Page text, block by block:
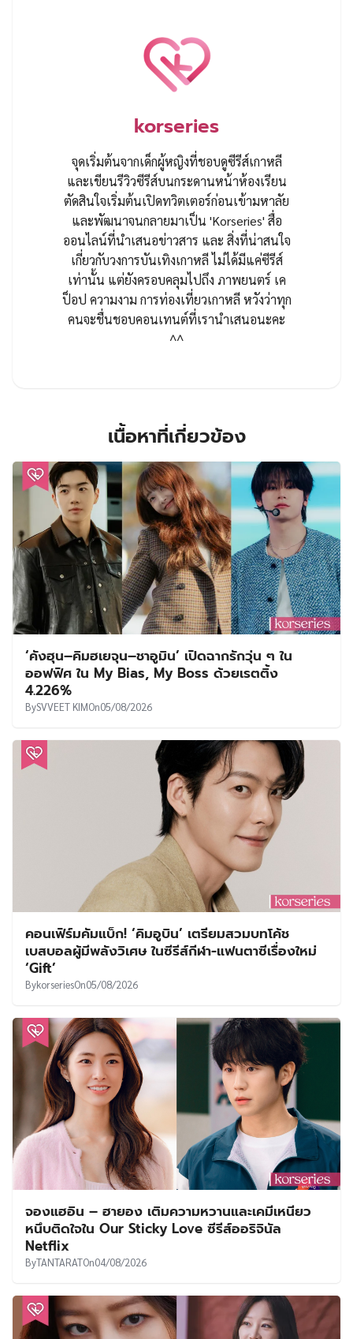
korseries
จุดเริ่มต้นจากเด็กผู้หญิงที่ชอบดูซีรีส์เกาหลี
และเขียนรีวิวซีรีส์บนกระดานหน้าห้องเรียน
ตัดสินใจเริ่มต้นเปิดทวิตเตอร์ก่อนเข้ามหาลัย
และพัฒนาจนกลายมาเป็น 'Korseries' สื่อ
ออนไลน์ที่นำเสนอข่าวสาร และ สิ่งที่น่าสนใจ
เกี่ยวกับวงการบันเทิงเกาหลี ไม่ได้มีแค่ซีรีส์
เท่านั้น แต่ยังครอบคลุมไปถึง ภาพยนตร์ เค
ป็อป ความงาม การท่องเที่ยวเกาหลี หวังว่าทุก
คนจะชื่นชอบคอนเทนต์ที่เรานำเสนอนะคะ
^^
เนื้อหาที่เกี่ยวข้อง
‘คังฮุน–คิมฮเยจุน–ชาอูมิน’ เปิดฉากรักวุ่น ๆ ใน
ออฟฟิศ ใน My Bias, My Boss ด้วยเรตติ้ง
4.226%
BySVVEET KIMOn05/08/2026
คอนเฟิร์มคัมแบ็ก! ‘คิมอูบิน’ เตรียมสวมบทโค้ช
เบสบอลผู้มีพลังวิเศษ ในซีรีส์กีฬา-แฟนตาซีเรื่องใหม่
‘Gift’
BykorseriesOn05/08/2026
จองแฮอิน – ฮายอง เติมความหวานและเคมีเหนียว
หนึบติดใจใน Our Sticky Love ซีรีส์ออริจินัล
Netflix
ByTANTARATOn04/08/2026